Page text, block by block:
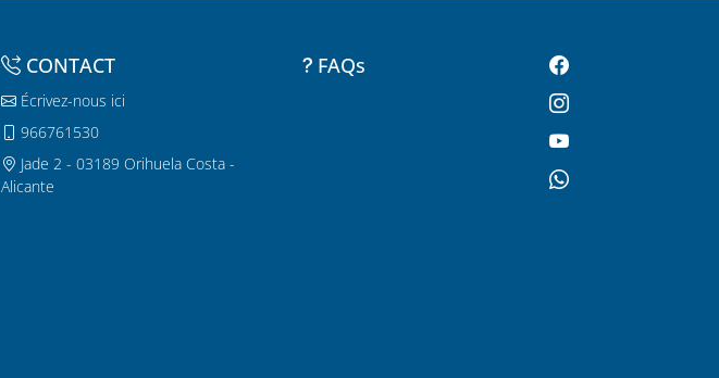
CONTACT
Écrivez-nous ici
966761530
Jade 2 - 03189 Orihuela Costa -
Alicante
FAQs